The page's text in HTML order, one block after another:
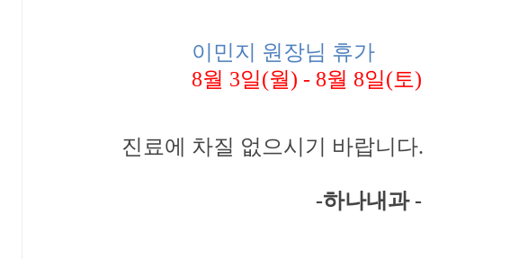
이민지 원장님 휴가
8월 3일(월) - 8월 8일(토)
진료에 차질 없으시기 바랍니다.
-하나내과 -